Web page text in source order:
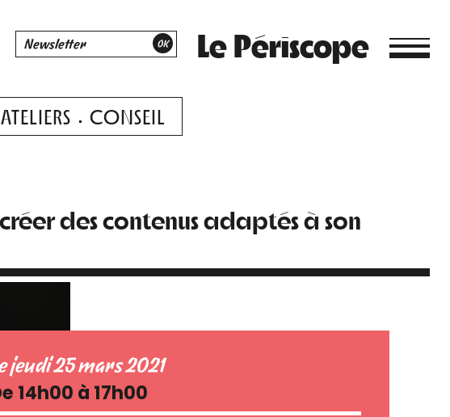
Le Périscope
ATELIERS CONSEIL
des contenus adaptés à son
jeudi 25 mars 2021
14h00 à 17h00